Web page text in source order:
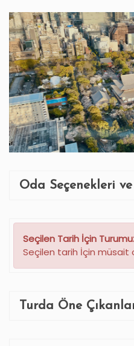
Oda Seçenekleri
Seçilen Tarih İçin
Seçilen tarih İçin müsait
Turda Öne